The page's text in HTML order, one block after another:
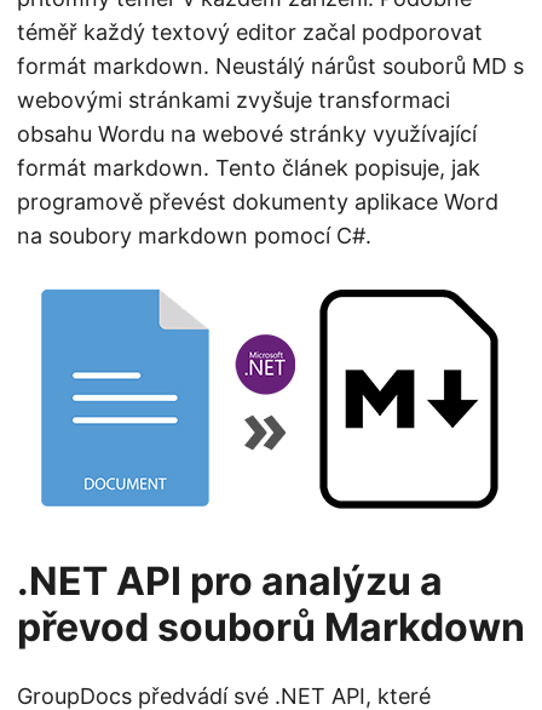
n
téměř každý textový editor začal podporovat
formát markdown. Neustálý nárůst souborů MD s
webovými stránkami zvyšuje transformaci
obsahu Wordu na webové stránky využívající
formát markdown. Tento článek popisuje, jak
programově převést dokumenty aplikace Word
na soubory markdown pomocí C#.
.NET API pro analýzu a
převod souborů Markdown
GroupDocs předvádí své .NET API, které